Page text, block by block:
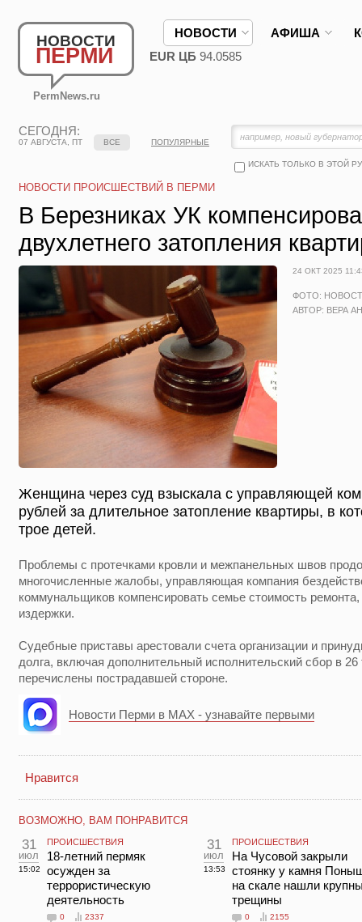
НОВОСТИ
ПЕРМИ
PermNews.ru
НОВОСТИ АФИША
EUR ЦБ 94.0585
СЕГОДНЯ:
07 АВГУСТА, ПТ
ИСКАТЬ ТОЛЬКО В ЭТОЙ
ВСЕ ПОПУЛЯРНЫЕ
НОВОСТИ ПРОИСШЕСТВИЙ В ПЕРМИ
В Березниках УК
двухлетнего затопления
24 ОКТ 2025
ФОТО:
АВТОР: ВЕРА
Женщина через суд взыскала с управляющей
рублей за длительное затопление квартиры, в
трое детей.
Проблемы с протечками кровли и межпанельных швов
многочисленные жалобы, управляющая компания
коммунальщиков компенсировать семье стоимость
издержки.
Судебные приставы арестовали счета организации и
долга, включая дополнительный исполнительский сбор в
перечислены пострадавшей стороне.
Новости Перми в MAX - узнавайте первыми
Нравится
ВОЗМОЖНО, ВАМ ПОНРАВИТСЯ
31
июл
15:02
ПРОИСШЕСТВИЯ
18-летний пермяк
осужден за
террористическую
деятельность
0 2337
31
июл
13:53
ПРОИСШЕСТВИЯ
На Чусовой закрыли
стоянку у камня
на скале нашли
трещины
0 2155